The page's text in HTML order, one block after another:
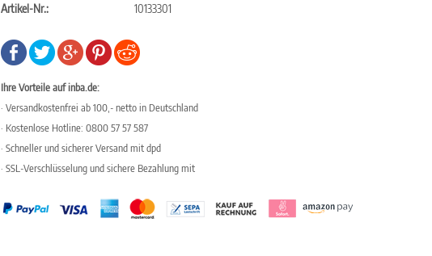
Artikel-Nr.: 10133301
Ihre Vorteile auf inba.de:
· Versandkostenfrei ab 100,- netto in Deutschland
· Kostenlose Hotline: 0800 57 57 587
· Schneller und sicherer Versand mit dpd
· SSL-Verschlüsselung und sichere Bezahlung mit